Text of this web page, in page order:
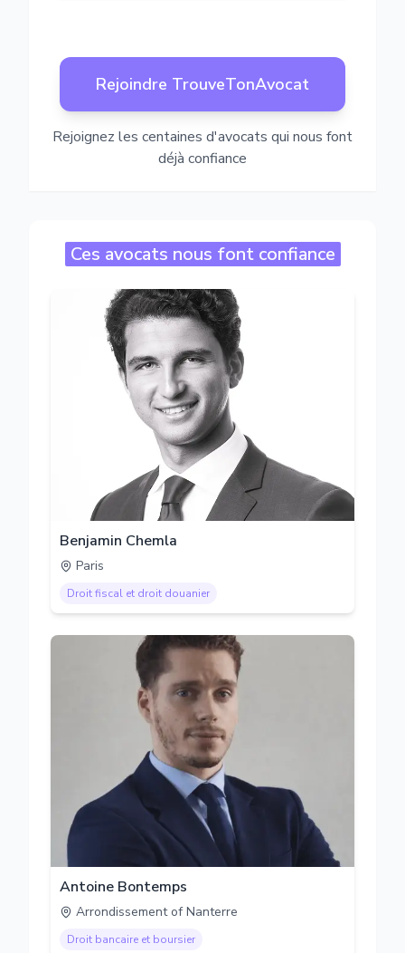
Rejoindre TrouveTonAvocat
Rejoignez les centaines d'avocats qui nous font
déjà confiance
Ces avocats nous font confiance
Benjamin Chemla
Paris
Droit fiscal et droit douanier
Antoine Bontemps
Arrondissement of Nanterre
Droit bancaire et boursier